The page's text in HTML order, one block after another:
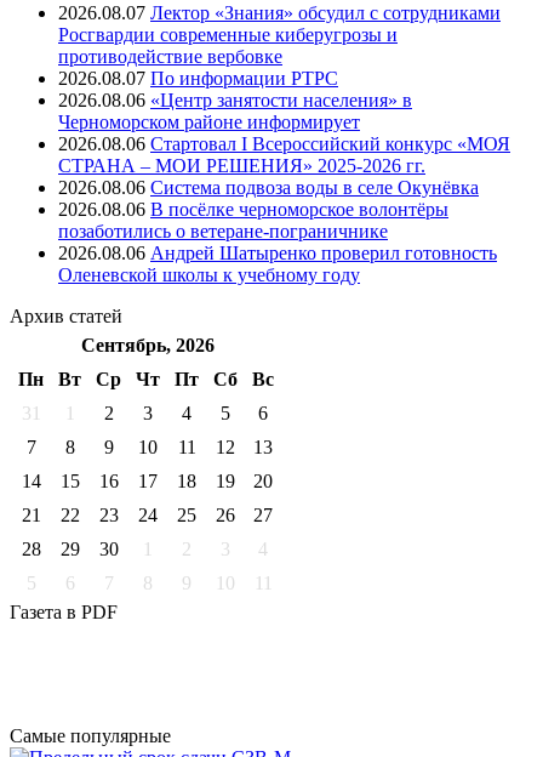
2026.08.07 Лектор «Знания» обсудил с сотрудниками
Росгвардии современные киберугрозы и
противодействие вербовке
2026.08.07 ⁠По информации РТРС
2026.08.06 «Центр занятости населения» в
Черноморском районе информирует
2026.08.06 Стартовал I Всероссийский конкурс «МОЯ
СТРАНА – МОИ РЕШЕНИЯ» 2025-2026 гг.
2026.08.06 Система подвоза воды в селе Окунёвка
2026.08.06 В посёлке черноморское волонтёры
позаботились о ветеране-пограничнике
2026.08.06 Андрей Шатыренко проверил готовность
Оленевской школы к учебному году
Архив статей
Сентябрь, 2026
Пн
Вт Ср Чт Пт Cб
Вс
31
1 2 3 4 5
6
7
8 9 10 11 12
13
14
15 16 17 18 19
20
21
22 23 24 25 26
27
28
29 30 1 2 3
4
5
6 7 8 9 10
11
Газета в PDF
Самые популярные